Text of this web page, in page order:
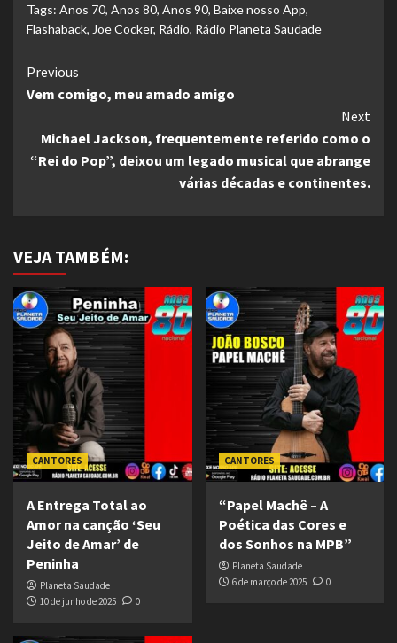
Tags: Anos 70, Anos 80, Anos 90, Baixe nosso App,
Flashaback, Joe Cocker, Rádio, Rádio Planeta Saudade
Continue
Reading
Previous
Vem comigo, meu amado amigo
Next
Michael Jackson, frequentemente referido como o
“Rei do Pop”, deixou um legado musical que abrange
várias décadas e continentes.
VEJA TAMBÉM:
CANTORES
A Entrega Total ao
Amor na canção ‘Seu
Jeito de Amar’ de
Peninha
Planeta Saudade
10 de junho de 2025
0
CANTORES
“Papel Machê – A
Poética das Cores e
dos Sonhos na MPB”
Planeta Saudade
6 de março de 2025
0